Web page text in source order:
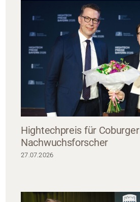
Hightechpreis für Coburger
Nachwuchsforscher
27.07.2026